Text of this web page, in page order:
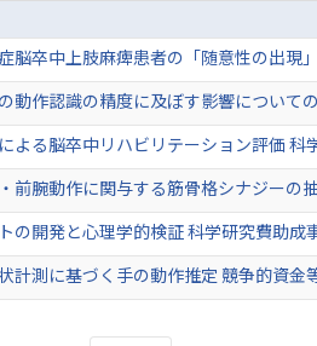
脳卒中上肢麻痺患者の「随意性の出現
動作認識の精度に及ぼす影響について
よる脳卒中リハビリテーション評価 科
前腕動作に関与する筋骨格シナジーの
の開発と心理学的検証 科学研究費助成
測に基づく手の動作推定 競争的資金